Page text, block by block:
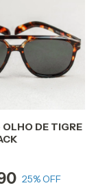
OLHO DE TIGRE
25% OFF